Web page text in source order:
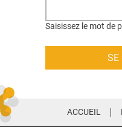
Saisissez le mot de
ACCUEIL